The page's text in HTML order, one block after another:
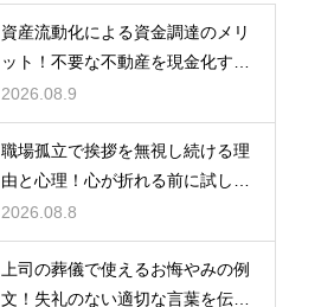
資産流動化による資金調達のメリ
ット！不要な不動産を現金化する
仕組み
2026.08.9
職場孤立で挨拶を無視し続ける理
由と心理！心が折れる前に試した
い関係改善策
2026.08.8
上司の葬儀で使えるお悔やみの例
文！失礼のない適切な言葉を伝え